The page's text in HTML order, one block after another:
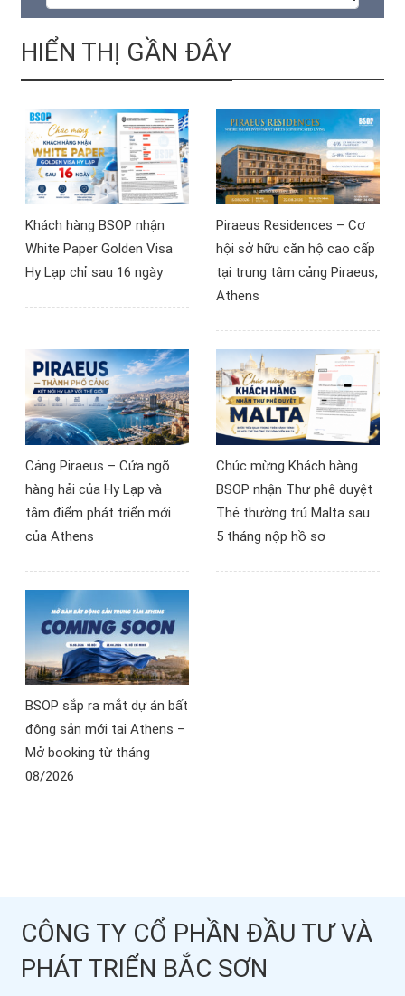
hội đầu tư bất động sản
nhận thẻ xanh vĩnh viễn,
với chi phí ưu đãi cho một
chuyến đi 4N3Đ.
DTA) đang tạo ra một
nhà đầu tư Việt Nam
Síp, bất động sản Síp và
thẻ cư trú châu Âu.
HIỂN THỊ GẦN ĐÂY
Khách hàng BSOP nhận
White Paper Golden Visa
Hy Lạp chỉ sau 16 ngày
Piraeus Residences – Cơ
hội sở hữu căn hộ cao cấp
tại trung tâm cảng Piraeus,
Athens
Cảng Piraeus – Cửa ngõ
hàng hải của Hy Lạp và
tâm điểm phát triển mới
của Athens
Chúc mừng Khách hàng
BSOP nhận Thư phê duyệt
Thẻ thường trú Malta sau
5 tháng nộp hồ sơ
BSOP sắp ra mắt dự án bất
động sản mới tại Athens –
Mở booking từ tháng
08/2026
CÔNG TY CỔ PHẦN ĐẦU TƯ VÀ
PHÁT TRIỂN BẮC SƠN